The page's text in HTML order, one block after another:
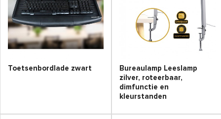
Toetsenbordlade zwart
Bureaulamp Leeslamp
zilver, roteerbaar,
dimfunctie en
kleurstanden